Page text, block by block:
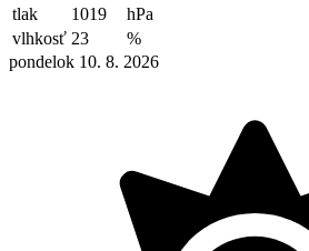
tlak
1019
hPa
vlhkosť 23
%
pondelok 10. 8. 2026